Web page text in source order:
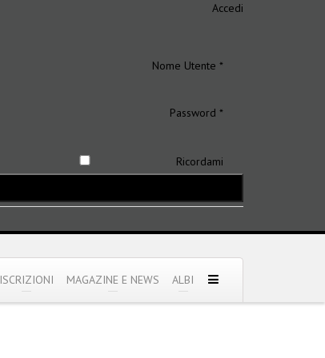
Accedi
Nome Utente *
Password *
Ricordami
ISCRIZIONI MAGAZINE E NEWS ALBI